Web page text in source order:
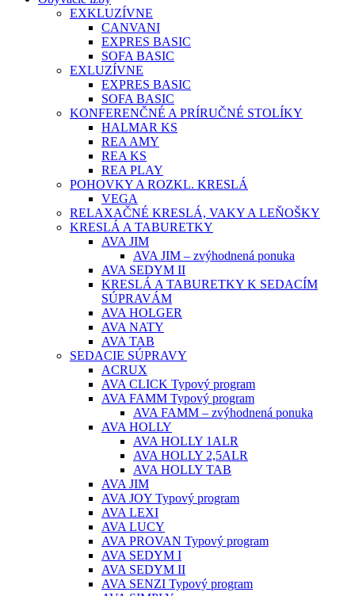
EXKLUZÍVNE
CANVANI
EXPRES BASIC
SOFA BASIC
EXLUZÍVNE
EXPRES BASIC
SOFA BASIC
KONFERENČNÉ A PRÍRUČNÉ STOLÍKY
HALMAR KS
REA AMY
REA KS
REA PLAY
POHOVKY A ROZKL. KRESLÁ
VEGA
RELAXAČNÉ KRESLÁ, VAKY A LEŇOŠKY
KRESLÁ A TABURETKY
AVA JIM
AVA JIM – zvýhodnená ponuka
AVA SEDYM II
KRESLÁ A TABURETKY K SEDACÍM
SÚPRAVÁM
AVA HOLGER
AVA NATY
AVA TAB
SEDACIE SÚPRAVY
ACRUX
AVA CLICK Typový program
AVA FAMM Typový program
AVA FAMM – zvýhodnená ponuka
AVA HOLLY
AVA HOLLY 1ALR
AVA HOLLY 2,5ALR
AVA HOLLY TAB
AVA JIM
AVA JOY Typový program
AVA LEXI
AVA LUCY
AVA PROVAN Typový program
AVA SEDYM I
AVA SEDYM II
AVA SENZI Typový program